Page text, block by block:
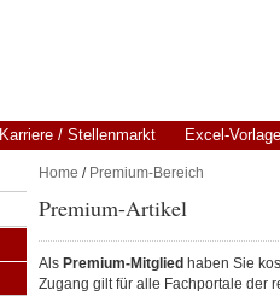
Karriere / Stellenmarkt Excel-
Home / Premium-Bereich
Premium-Artikel
Als Premium-Mitglied haben Sie
Zugang gilt für alle Fachportale der